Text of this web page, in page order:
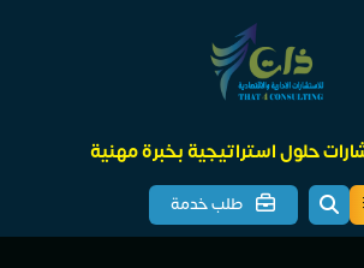
حلول استراتيجية بخبرة مهنية
طلب خدمة